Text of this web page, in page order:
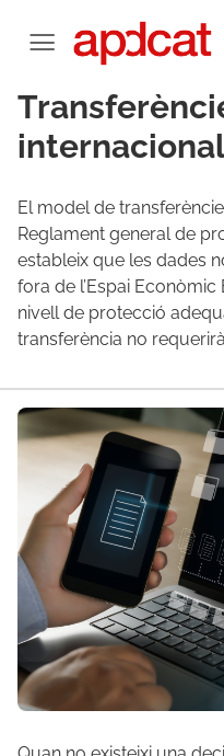
El model de
Reglament general de
estableix que les dades
fora de l’Espai
nivell de protecció
transferència no